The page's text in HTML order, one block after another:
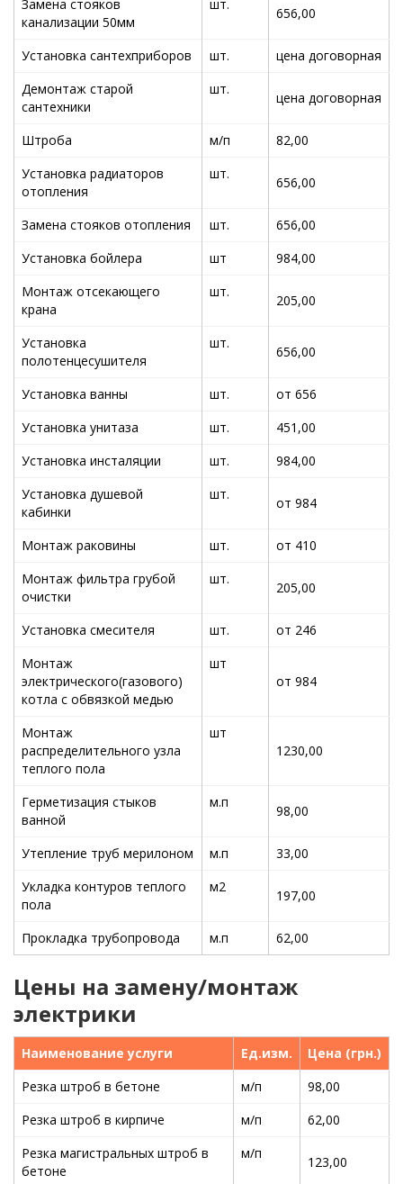
Замена стояков
канализации 50мм
шт.
656,00
Установка сантехприборов шт.
цена договорная
Демонтаж старой
сантехники
шт.
цена договорная
Штроба м/п
82,00
Установка радиаторов
отопления
шт.
656,00
Замена стояков отопления шт.
656,00
Установка бойлера
шт
984,00
Монтаж отсекающего
крана
шт.
205,00
Установка
полотенцесушителя
шт.
656,00
Установка ванны шт.
от 656
Установка унитаза
шт.
451,00
Установка инсталяции
шт.
984,00
Установка душевой
кабинки
шт.
от 984
Монтаж раковины шт.
от 410
Монтаж фильтра грубой
очистки
шт.
205,00
Установка смесителя шт.
от 246
Монтаж
электрического(газового)
котла с обвязкой медью
шт
от 984
Монтаж
распределительного узла
теплого пола
шт
1230,00
Герметизация стыков
ванной
м.п
98,00
Утепление труб мерилоном м.п
33,00
Укладка контуров теплого
пола
м2
197,00
Прокладка трубопровода м.п 62,00
Цены на замену/монтаж
электрики
Наименование услуги Ед.изм.
Цена (грн.)
Резка штроб в бетоне
м/п
98,00
Резка штроб в кирпиче
м/п
62,00
Резка магистральных штроб в
бетоне
м/п
123,00